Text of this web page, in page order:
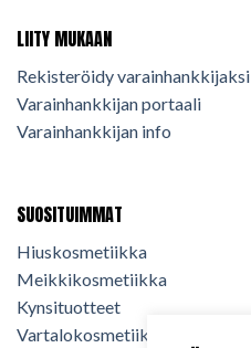
LIITY MUKAAN
Rekisteröidy varainhankkijaksi
Varainhankkijan portaali
Varainhankkijan info
SUOSITUIMMAT
Hiuskosmetiikka
Meikkikosmetiikka
Kynsituotteet
Vartalokosmetiikka